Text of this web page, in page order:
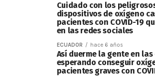
Cuidado con los
dispositivos de oxígeno
pacientes con COVID-19
en las redes sociales
ECUADOR hace 6 años
Así duerme la gente en las
esperando conseguir
pacientes graves con